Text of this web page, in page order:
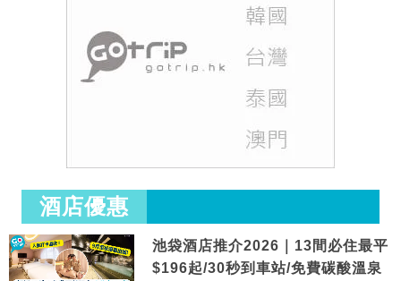
酒店優惠
池袋酒店推介2026｜13間必住最平
$196起/30秒到車站/免費碳酸溫泉